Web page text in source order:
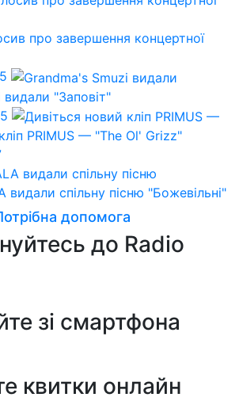
про завершення концертної
"Заповіт"
PRIMUS — "The Ol' Grizz"
спільну пісню "Божевільні"
допомога
до Radio
зі смартфона
квитки онлайн